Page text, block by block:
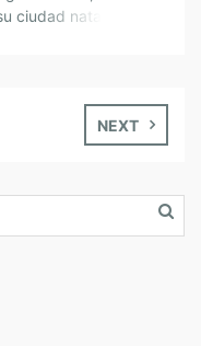
ciudad natal. Sus
NEXT